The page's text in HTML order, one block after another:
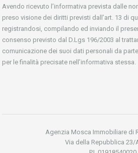
Avendo ricevuto l’informativa prevista dalle
preso visione dei diritti previsti dall’art. 13 di
registrandosi, compilando ed inviando il
consenso previsto dal D.Lgs 196/2003 al
comunicazione dei suoi dati personali da
per le finalità precisate nell’informativa stessa.
Agenzia Mosca Immobiliare di
Via della Repubblica 23/